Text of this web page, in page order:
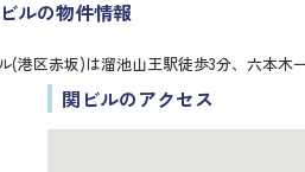
ルの物件情報
(港区赤坂)は溜池山王駅徒歩3分、六本木
関ビルのアクセス